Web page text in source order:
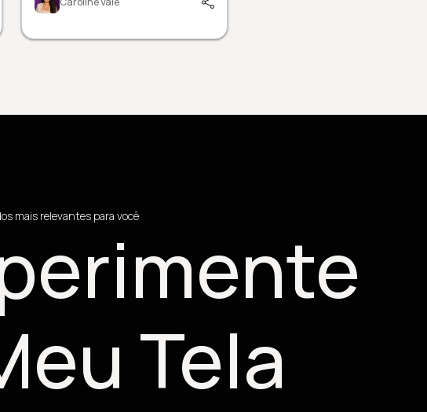
mais relevantes para você
Tela